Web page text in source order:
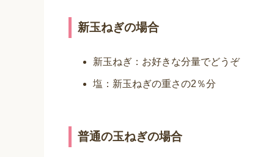
新玉ねぎの場合
新玉ねぎ：お好きな分量でどうぞ
塩：新玉ねぎの重さの2％分
普通の玉ねぎの場合